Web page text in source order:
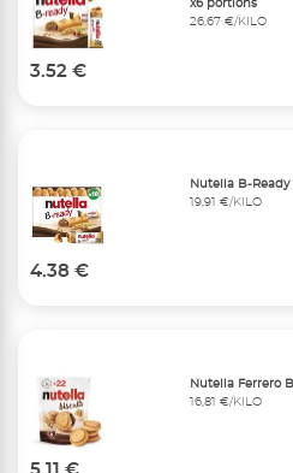
x6 portions
26,67 €/KILO
3.52 €
Nutella B-
19,91 €/KILO
4.38 €
Nutella Ferrero
16,81 €/KILO